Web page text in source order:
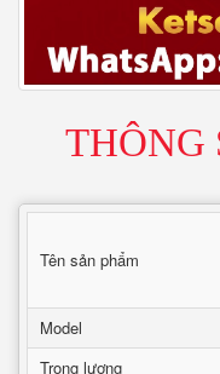
THÔNG
Tên sản phẩm
Model
Trọng lượng